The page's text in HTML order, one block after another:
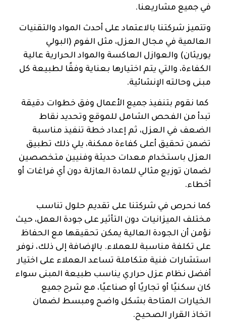
في جميع مشاريعنا.
وتتميز شركتنا بالاعتماد على أحدث المواد والتقنيات
العالمية في مجال العزل، مثل الفوم (البولي
يوريثان) والعوازل العاكسة والمواد الحرارية عالية
الكفاءة، والتي يتم اختيارها بعناية وفقًا لطبيعة كل
مبنى وحالته الإنشائية.
كما نقوم بتنفيذ جميع الأعمال وفق خطوات دقيقة
تبدأ من الفحص الشامل للموقع وتحديد نقاط
الضعف في العزل، ثم إعداد خطة تنفيذ مناسبة
تضمن تحقيق أعلى كفاءة ممكنة، يلي ذلك تطبيق
العزل باستخدام معدات حديثة وفنيين متخصصين
لضمان توزيع مثالي للمادة العازلة دون أي فراغات أو
أخطاء.
كما نحرص في شركتنا على تقديم حلول تناسب
مختلف الميزانيات دون التأثير على جودة العمل، حيث
نؤمن أن الجودة العالية يمكن تحقيقها مع الحفاظ
على تكلفة مناسبة للعملاء. بالإضافة إلى ذلك، نوفر
استشارات فنية متكاملة تساعد العملاء على اختيار
أفضل نظام عزل حراري يناسب طبيعة المبنى سواء
كان سكنيًا أو تجاريًا أو صناعيًا، مع شرح جميع
الخيارات المتاحة بشكل واضح ومبسط لضمان
اتخاذ القرار الصحيح.